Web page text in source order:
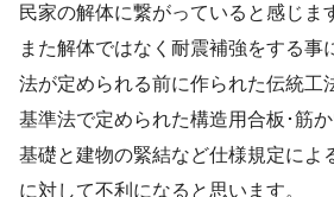
民家の解体に繋がっていると感じま
また解体ではなく耐震補強をする事
法が定められる前に作られた伝統工
基準法で定められた構造用合板･筋
基礎と建物の緊結など仕様規定によ
に対して不利になると思います。